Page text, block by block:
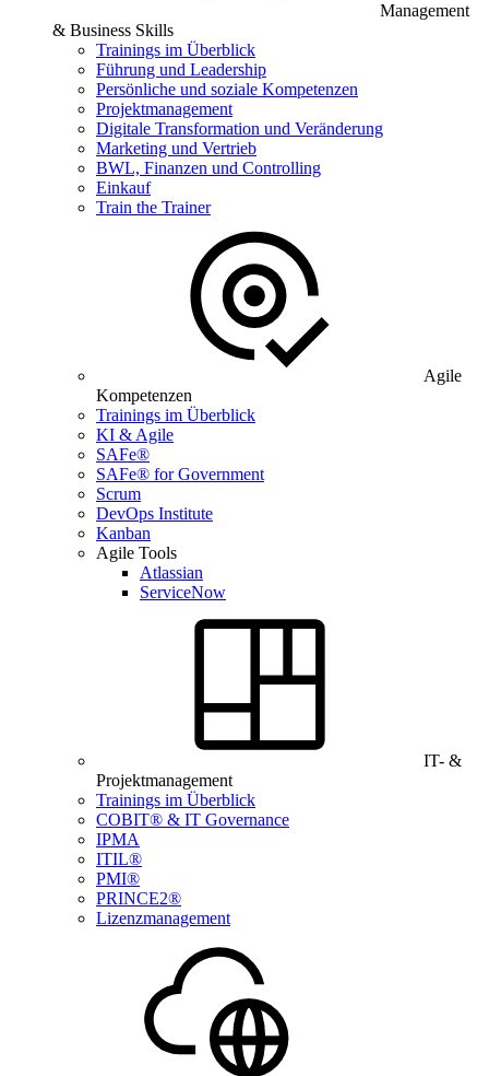
Management
& Business Skills
Trainings im Überblick
Führung und Leadership
Persönliche und soziale Kompetenzen
Projektmanagement
Digitale Transformation und Veränderung
Marketing und Vertrieb
BWL, Finanzen und Controlling
Einkauf
Train the Trainer
Agile
Kompetenzen
Trainings im Überblick
KI & Agile
SAFe®
SAFe® for Government
Scrum
DevOps Institute
Kanban
Agile Tools
Atlassian
ServiceNow
IT- &
Projektmanagement
Trainings im Überblick
COBIT® & IT Governance
IPMA
ITIL®
PMI®
PRINCE2®
Lizenzmanagement